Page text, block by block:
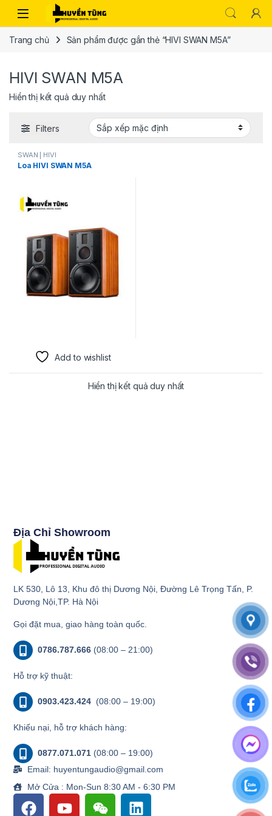
Trang chủ Sản phẩm được gắn thẻ “HIVI SWAN M5A”
HIVI SWAN M5A
Hiển thị kết quả duy nhất
Filters
SWAN | HIVI
Loa HIVI SWAN M5A
Add to wishlist
Hiển thị kết quả duy nhất
Địa Chỉ Showroom
LK 530, Lô 13, Khu đô thị Dương Nội, Đường Lê Trọng Tấn, P.
Dương Nội,TP. Hà Nội
Gọi đặt mua, giao hàng toàn quốc.
0786.787.666 (08:00 – 21:00)
Hỗ trợ kỹ thuật:
0903.423.424 (08:00 – 19:00)
Khiếu nại, hỗ trợ khách hàng:
0877.071.071 (08:00 – 19:00)
Email: huyentungaudio@gmail.com
Mở Cửa : Mon-Sun 8:30 AM - 6:30 PM